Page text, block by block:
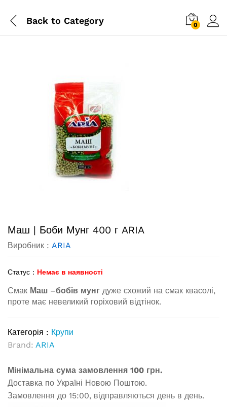
Back to Category 0
Маш | Боби Мунг 400 г ARIA
Виробник : ARIA
Статус : Немає в наявності
Смак Маш –бобів мунг дуже схожий на смак квасолі,
проте має невеликий горіховий відтінок.
Категорія : Крупи
Brand: ARIA
Мінімальна сума замовлення 100 грн.
Доставка по Україні Новою Поштою.
Замовлення до 15:00, відправляються день в день.